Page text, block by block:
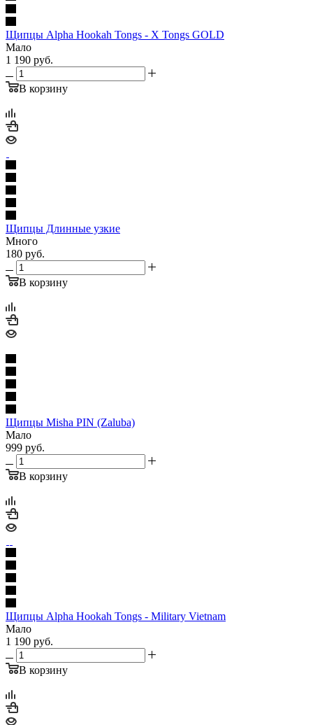
Щипцы Alpha Hookah Tongs - X Tongs GOLD
Мало
1 190 руб.
В корзину
Щипцы Длинные узкие
Много
180 руб.
В корзину
Щипцы Misha PIN (Zaluba)
Мало
999 руб.
В корзину
Щипцы Alpha Hookah Tongs - Military Vietnam
Мало
1 190 руб.
В корзину